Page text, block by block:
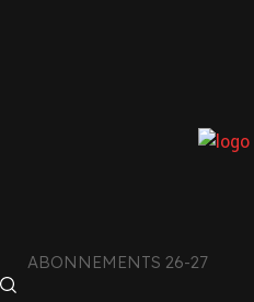
ABONNEMENTS 26-27
LE CLUB
DES